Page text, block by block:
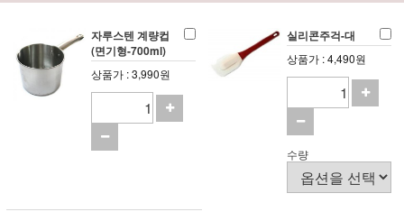
자루스텐 계량컵
(면기형-700ml)
상품가 : 3,990원
실리콘주걱-대
상품가 : 4,490원
수량